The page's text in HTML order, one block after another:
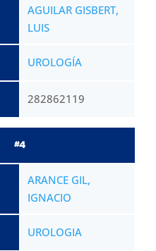
AGUILAR GISBERT,
LUIS
UROLOGÍA
282862119
#4
ARANCE GIL,
IGNACIO
UROLOGIA